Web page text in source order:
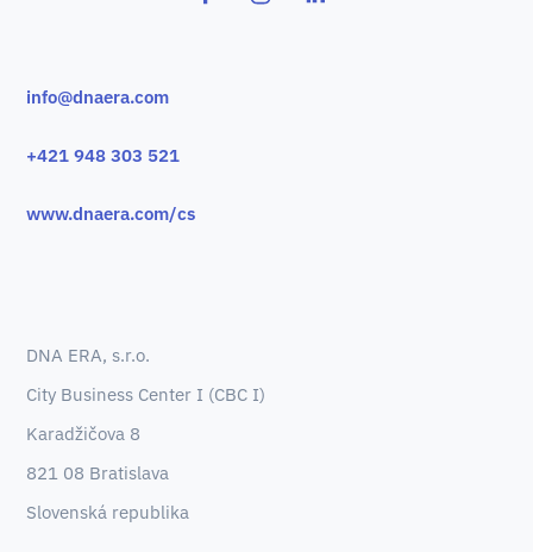
info@dnaera.com
+421 948 303 521
www.dnaera.com/cs
DNA ERA, s.r.o.
City Business Center I (CBC I)
Karadžičova 8
821 08 Bratislava
Slovenská republika